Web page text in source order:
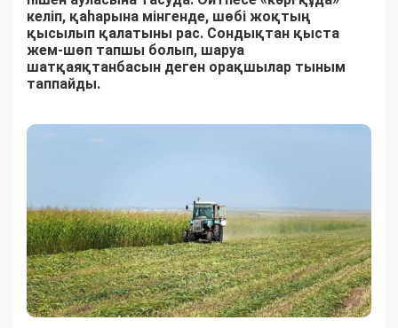
келіп, қаһарына мінгенде, шөбі жоқтың
қысылып қалатыны рас. Сондықтан қыста
жем-шөп тапшы болып, шаруа
шатқаяқтанбасын деген орақшылар тыным
таппайды.